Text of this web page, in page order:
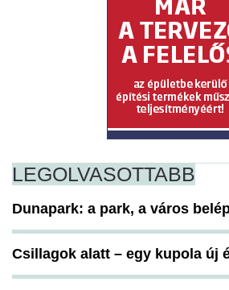
LEGOLVASOTTABB
Dunapark: a park, a város
Csillagok alatt – egy kupola új